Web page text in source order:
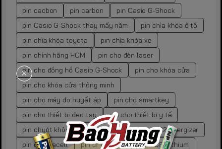
pin cacbon
pin carbon
pin Casio G-Shock
pin Casio G-Shock thay mấy năm
pin chìa khóa ô tô
pin chìa khóa toyota
pin chìa khóa xe
pin chính hãng HCM
pin cho đèn laser
pin cho đồng hồ Casio G-Shock
pin cho khóa cửa
pin cho khóa cửa thông minh
pin cho máy đo huyết áp
pin cho smartkey
pin cho thiết bị đeo tay
pin cho thiết bị y tế
pin chuột không dây
pin cr
pin cr 2032 energizer
pin cr duracell
pin cr energizer pin CR Lithium